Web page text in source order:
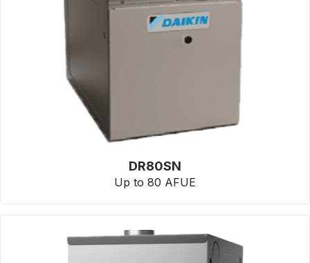
DR80SN
Up to 80 AFUE